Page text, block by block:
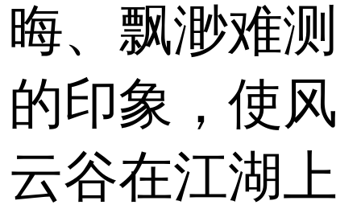
晦、飘渺难测
的印象，使风
云谷在江湖上